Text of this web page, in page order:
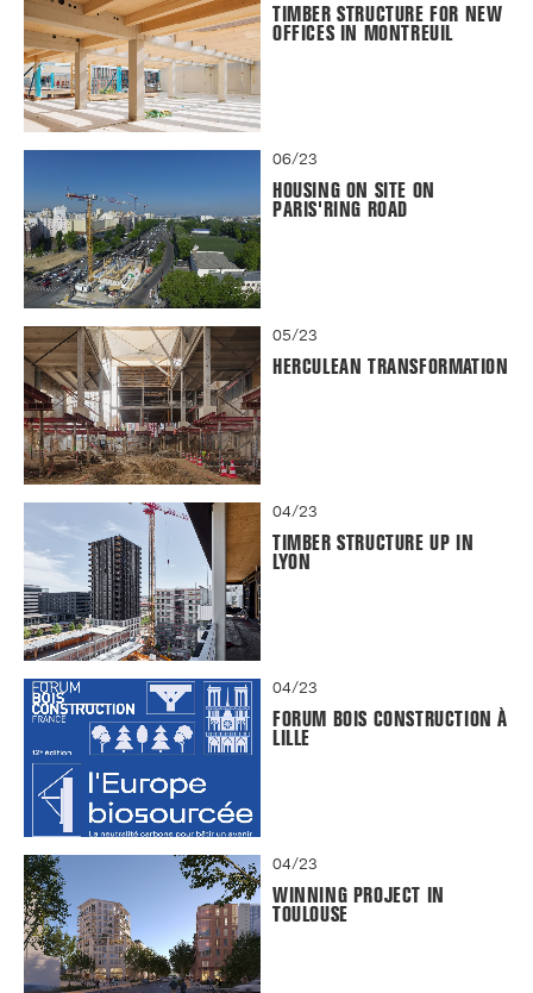
TIMBER STRUCTURE FOR NEW
OFFICES IN MONTREUIL
06/23
HOUSING ON SITE ON
PARIS'RING ROAD
05/23
HERCULEAN TRANSFORMATION
04/23
TIMBER STRUCTURE UP IN
LYON
04/23
FORUM BOIS CONSTRUCTION À
LILLE
04/23
WINNING PROJECT IN
TOULOUSE